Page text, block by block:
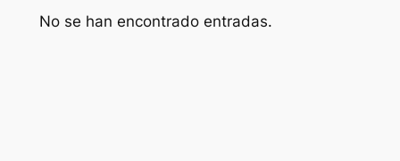
No se han encontrado entradas.